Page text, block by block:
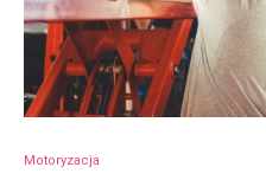
Motoryzacja